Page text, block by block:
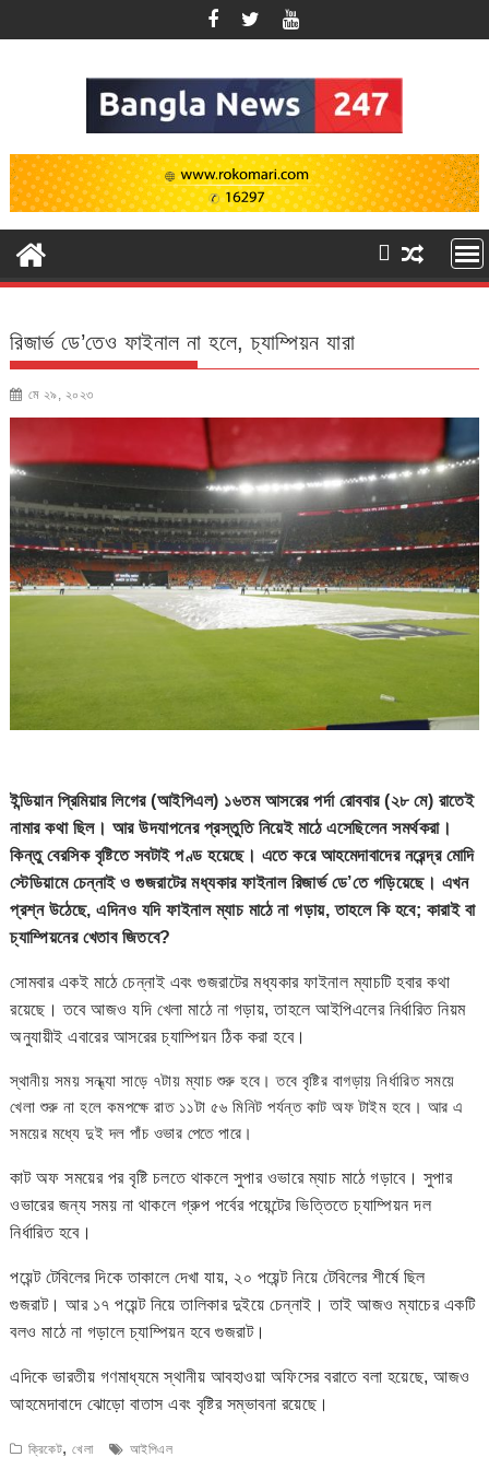
to
রিজার্ভ ডে’তেও ফাইনাল না হলে, চ্যাম্পিয়ন যারা
মে ২৯, ২০২৩
ইন্ডিয়ান প্রিমিয়ার লিগের (আইপিএল) ১৬তম আসরের পর্দা রোববার (২৮ মে) রাতেই
নামার কথা ছিল। আর উদযাপনের প্রস্তুতি নিয়েই মাঠে এসেছিলেন সমর্থকরা।
কিন্তু বেরসিক বৃষ্টিতে সবটাই পণ্ড হয়েছে। এতে করে আহমেদাবাদের নরেন্দ্র মোদি
স্টেডিয়ামে চেন্নাই ও গুজরাটের মধ্যকার ফাইনাল রিজার্ভ ডে’তে গড়িয়েছে। এখন
প্রশ্ন উঠেছে, এদিনও যদি ফাইনাল ম্যাচ মাঠে না গড়ায়, তাহলে কি হবে; কারাই বা
চ্যাম্পিয়নের খেতাব জিতবে?
সোমবার একই মাঠে চেন্নাই এবং গুজরাটের মধ্যকার ফাইনাল ম্যাচটি হবার কথা
রয়েছে। তবে আজও যদি খেলা মাঠে না গড়ায়, তাহলে আইপিএলের নির্ধারিত নিয়ম
অনুযায়ীই এবারের আসরের চ্যাম্পিয়ন ঠিক করা হবে।
স্থানীয় সময় সন্ধ্যা সাড়ে ৭টায় ম্যাচ শুরু হবে। তবে বৃষ্টির বাগড়ায় নির্ধারিত সময়ে
খেলা শুরু না হলে কমপক্ষে রাত ১১টা ৫৬ মিনিট পর্যন্ত কাট অফ টাইম হবে। আর এ
সময়ের মধ্যে দুই দল পাঁচ ওভার পেতে পারে।
কাট অফ সময়ের পর বৃষ্টি চলতে থাকলে সুপার ওভারে ম্যাচ মাঠে গড়াবে। সুপার
ওভারের জন্য সময় না থাকলে গ্রুপ পর্বের পয়েন্টের ভিত্তিতে চ্যাম্পিয়ন দল
নির্ধারিত হবে।
পয়েন্ট টেবিলের দিকে তাকালে দেখা যায়, ২০ পয়েন্ট নিয়ে টেবিলের শীর্ষে ছিল
গুজরাট। আর ১৭ পয়েন্ট নিয়ে তালিকার দুইয়ে চেন্নাই। তাই আজও ম্যাচের একটি
বলও মাঠে না গড়ালে চ্যাম্পিয়ন হবে গুজরাট।
এদিকে ভারতীয় গণমাধ্যমে স্থানীয় আবহাওয়া অফিসের বরাতে বলা হয়েছে, আজও
আহমেদাবাদে ঝোড়ো বাতাস এবং বৃষ্টির সম্ভাবনা রয়েছে।
ক্রিকেট,খেলা আইপিএল